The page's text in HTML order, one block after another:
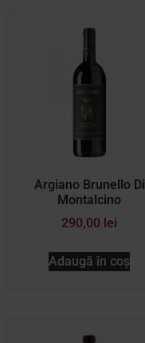
Argiano Brunello Di
Montalcino
290,00 lei
Adaugă în coș